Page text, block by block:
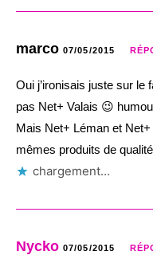
marco 07/05/2015
Oui j’ironisais juste sur le
pas Net+ Valais 😉
Mais Net+ Léman et
mêmes produits de
chargement…
Nycko 07/05/2015